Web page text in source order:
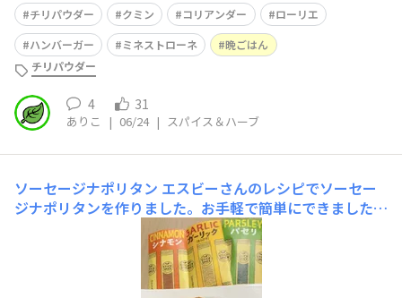
チリパウダー クミン コリアンダー
ローリエ
ハンバーガー
ミネストローネ
晩ごはん
チリパウダー
4 31
ありこ | 06/24 | スパイス＆ハーブ
ソーセージナポリタン エスビーさんのレシピでソーセー
ジナポリタンを作りました。お手軽で簡単にできました
よ。シナモンとガーリックとケチャップでナポリタ
ン？？？となりましたが、おいしいナポリタンになりまし
た。今まで、ナポリタンを作る時は市販のソースを買って
いましたが、今度は、こちらのレシピでアレンジして作っ